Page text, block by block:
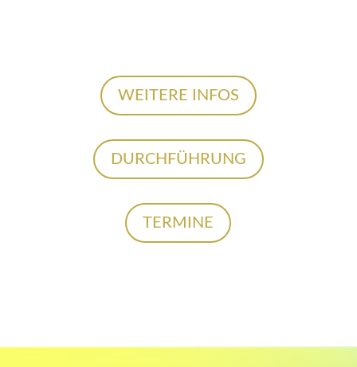
WEITERE INFOS
DURCHFÜHRUNG
TERMINE